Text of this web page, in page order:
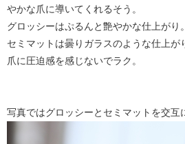
やかな爪に導いてくれるそう。
グロッシーはぷるんと艶やかな仕上がり。
セミマットは曇りガラスのような仕上が
爪に圧迫感を感じないでラク。
写真ではグロッシーとセミマットを交互